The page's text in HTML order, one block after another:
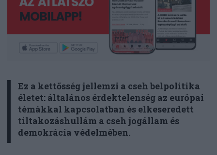
Ez a kettősség jellemzi a cseh belpolitika
életet: általános érdektelenség az európai
témákkal kapcsolatban és elkeseredett
tiltakozáshullám a cseh jogállam és
demokrácia védelmében.